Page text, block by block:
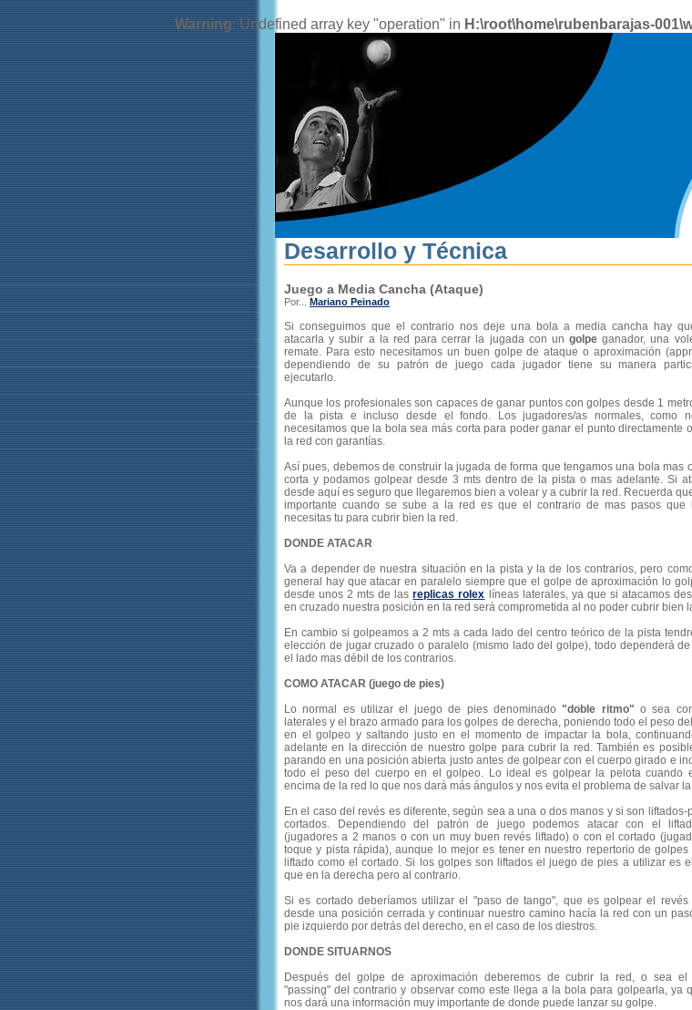
Warning: Undefined array key "operation" in H:\root\home\rubenbarajas-
Desarrollo y Técnica
Juego a Media Cancha (Ataque)
Por... Mariano Peinado
Si conseguimos que el contrario nos deje una bola a media cancha hay
atacarla y subir a la red para cerrar la jugada con ungolpe ganador, una
remate. Para esto necesitamos un buen golpe de ataque o aproximación
dependiendo de su patrón de juego cada jugador tiene su manera
ejecutarlo.
Aunque los profesionales son capaces de ganar puntos con golpes desde 1
de la pista e incluso desde el fondo. Los jugadores/as normales, como
necesitamos que la bola sea más corta para poder ganar el punto directamente
la red con garantías.
Así pues, debemos de construir la jugada de forma que tengamos una bola mas
corta y podamos golpear desde 3 mts dentro de la pista o mas adelante. Si
desde aquí es seguro que llegaremos bien a volear y a cubrir la red. Recuerda
importante cuando se sube a la red es que el contrario de mas pasos que
necesitas tu para cubrir bien la red.
DONDE ATACAR
Va a depender de nuestra situación en la pista y la de los contrarios, pero
general hay que atacar en paralelo siempre que el golpe de aproximación lo
desde unos 2 mts de lasreplicas rolex líneas laterales, ya que si atacamos
en cruzado nuestra posición en la red será comprometida al no poder cubrir bien
En cambio si golpeamos a 2 mts a cada lado del centro teórico de la pista
elección de jugar cruzado o paralelo (mismo lado del golpe), todo dependerá
el lado mas débil de los contrarios.
COMO ATACAR (juego de pies)
Lo normal es utilizar el juego de pies denominado"doble ritmo" o sea
laterales y el brazo armado para los golpes de derecha, poniendo todo el peso
en el golpeo y saltando justo en el momento de impactar la bola,
adelante en la dirección de nuestro golpe para cubrir la red. También es
parando en una posición abierta justo antes de golpear con el cuerpo girado e
todo el peso del cuerpo en el golpeo. Lo ideal es golpear la pelota cuando
encima de la red lo que nos dará más ángulos y nos evita el problema de salvar
En el caso del revés es diferente, según sea a una o dos manos y si son liftados-
cortados. Dependiendo del patrón de juego podemos atacar con el
(jugadores a 2 manos o con un muy buen revés liftado) o con el cortado
toque y pista rápida), aunque lo mejor es tener en nuestro repertorio de golpes
liftado como el cortado. Si los golpes son liftados el juego de pies a utilizar es
que en la derecha pero al contrario.
Si es cortado deberíamos utilizar el "paso de tango", que es golpear el revés
desde una posición cerrada y continuar nuestro camino hacía la red con un
pie izquierdo por detrás del derecho, en el caso de los diestros.
DONDE SITUARNOS
Después del golpe de aproximación deberemos de cubrir la red, o sea el
"passing" del contrario y observar como este llega a la bola para golpearla, ya
nos dará una información muy importante de donde puede lanzar su golpe.